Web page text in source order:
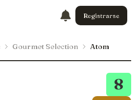
Registrarse
Gourmet Selection Atom
8